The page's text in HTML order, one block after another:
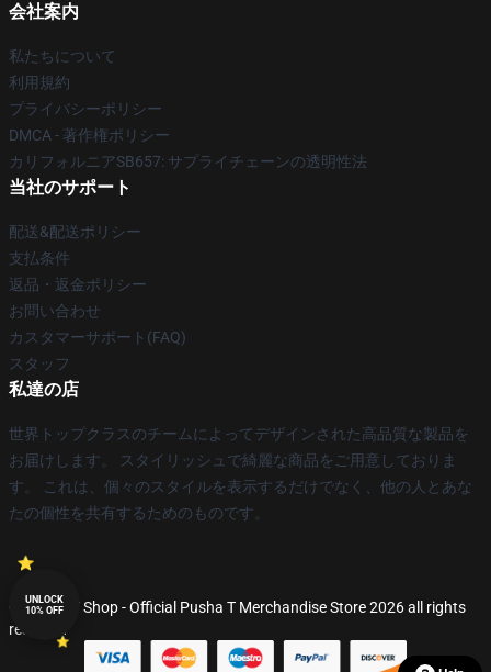
会社案内
私たちについて
利用規約
プライバシーポリシー
DMCA - 著作権ポリシー
カリフォルニアSB657: サプライチェーンの透明性法
当社のサポート
配送&配送ポリシー
支払条件
返品・返金ポリシー
お問い合わせ
カスタマーサポート(FAQ)
スタッフ
私達の店
世界トップクラスのチームによってデザインされた高品質な製品を
お届けします。 スタイリッシュで綺麗な商品をご用意しておりま
す。 これは、個々のスタイルを表示するだけでなく、他の人とあな
たの個性を共有するためのものです。
© Pusha T Shop - Official Pusha T Merchandise Store 2026 all rights
reserved
UNLOCK
10% OFF